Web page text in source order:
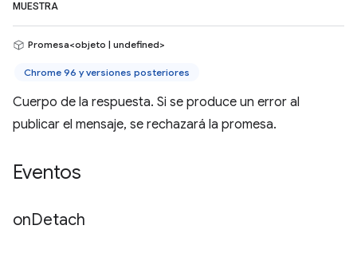
MUESTRA
Promesa<objeto | undefined>
Chrome 96 y versiones posteriores
Cuerpo de la respuesta. Si se produce un error al
publicar el mensaje, se rechazará la promesa.
Eventos
onDetach